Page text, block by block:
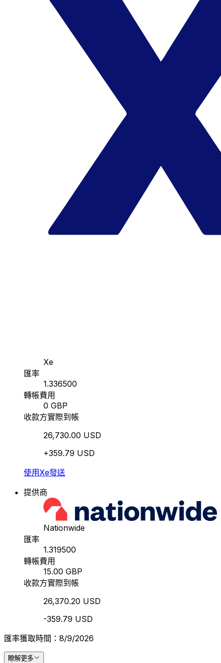
Xe
匯率
1.336500
轉帳費用
0 GBP
收款方實際到帳
26,730.00 USD
+359.79 USD
使用Xe發送
提供商
Nationwide
匯率
1.319500
轉帳費用
15.00 GBP
收款方實際到帳
26,370.20 USD
-359.79 USD
匯率獲取時間：8/9/2026
瞭解更多